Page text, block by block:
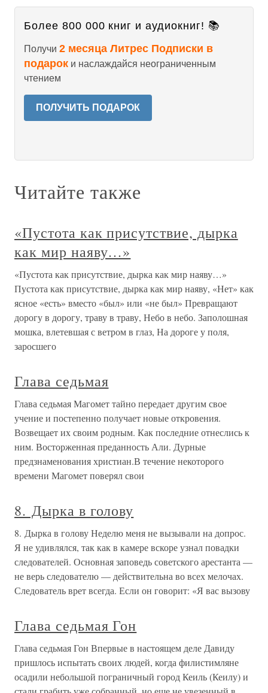
Более 800 000 книг и аудиокниг! 📚
Получи 2 месяца Литрес Подписки в
подарок и наслаждайся неограниченным
чтением
ПОЛУЧИТЬ ПОДАРОК
Читайте также
«Пустота как присутствие, дырка
как мир наяву…»
«Пустота как присутствие, дырка как мир наяву…»
Пустота как присутствие, дырка как мир наяву, «Нет» как
ясное «есть» вместо «был» или «не был» Превращают
дорогу в дорогу, траву в траву, Небо в небо. Заполошная
мошка, влетевшая с ветром в глаз, На дороге у поля,
заросшего
Глава седьмая
Глава седьмая Магомет тайно передает другим свое
учение и постепенно получает новые откровения.
Возвещает их своим родным. Как последние отнеслись к
ним. Восторженная преданность Али. Дурные
предзнаменования христиан.В течение некоторого
времени Магомет поверял свои
8. Дырка в голову
8. Дырка в голову Неделю меня не вызывали на допрос.
Я не удивлялся, так как в камере вскоре узнал повадки
следователей. Основная заповедь советского арестанта —
не верь следователю — действительна во всех мелочах.
Следователь врет всегда. Если он говорит: «Я вас вызову
Глава седьмая Гон
Глава седьмая Гон Впервые в настоящем деле Давиду
пришлось испытать своих людей, когда филистимляне
осадили небольшой пограничный город Кеиль (Кеилу) и